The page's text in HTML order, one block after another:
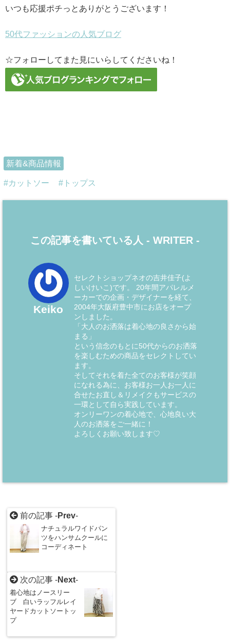
いつも応援ポチっとありがとうございます！
50代ファッションの人気ブログ
☆フォローしてまた見にいらしてくださいね！
新着&商品情報
カットソー トップス
この記事を書いている人 - WRITER -
Keiko
セレクトショップネオの吉井佳子(よ
しいけいこ)です。 20年間アパレルメ
ーカーでの企画・デザイナーを経て、
2004年大阪府豊中市にお店をオープ
ンしました。
「大人のお洒落は着心地の良さから始
まる」
という信念のもとに50代からのお洒落
を楽しむための商品をセレクトしてい
ます。
そしてそれを着た全てのお客様が笑顔
になれる為に、お客様お一人お一人に
合せたお直し＆リメイクもサービスの
一環として自ら実践しています。
オンリーワンの着心地で、心地良い大
人のお洒落をご一緒に！
よろしくお願い致します♡
前の記事 -Prev-
ナチュラルワイドパン
ツをハンサムクールに
コーディネート
次の記事 -Next-
着心地はノースリー
ブ 白いラッフルレイ
ヤードカットソートッ
プ